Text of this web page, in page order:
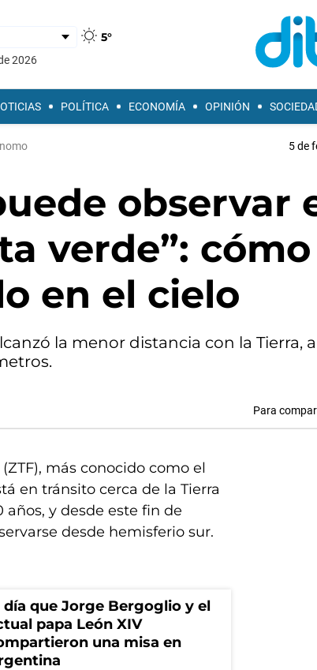
5°
2026
POLÍTICA ECONOMÍA OPINIÓN
5 de
observar
verde”: cómo
en el cielo
la menor distancia con la Tierra,
Para
más conocido como el
en tránsito cerca de la Tierra
años, y desde este fin de
desde hemisferio sur.
día que Jorge Bergoglio y el
papa León XIV
una misa en